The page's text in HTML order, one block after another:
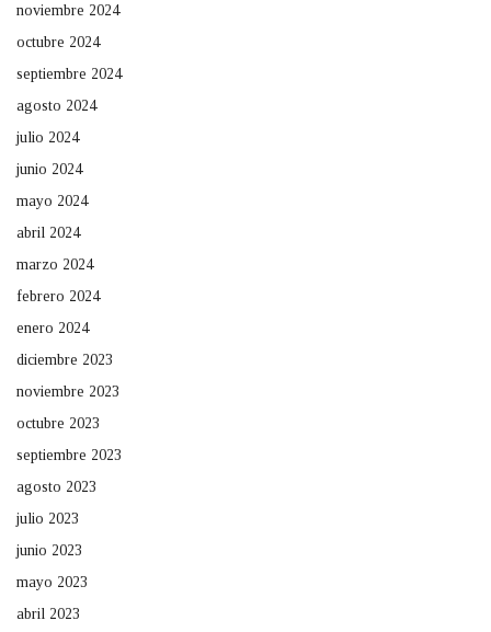
noviembre 2024
octubre 2024
septiembre 2024
agosto 2024
julio 2024
junio 2024
mayo 2024
abril 2024
marzo 2024
febrero 2024
enero 2024
diciembre 2023
noviembre 2023
octubre 2023
septiembre 2023
agosto 2023
julio 2023
junio 2023
mayo 2023
abril 2023